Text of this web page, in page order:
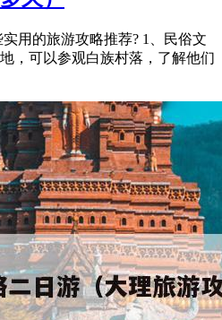
用的旅游攻略推荐? 1、民俗文
，可以参观白族村落，了解他们